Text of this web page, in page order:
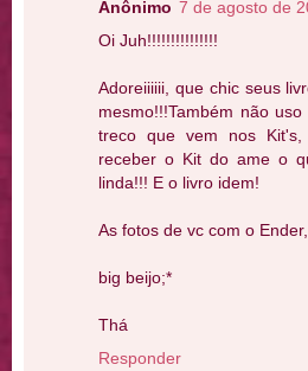
Anônimo 7 de agosto de
Oi Juh!!!!!!!!!!!!!!!
Adoreiiiiii, que chic seus
mesmo!!!Também não
treco que vem nos
receber o Kit do ame o
linda!!! E o livro idem!
As fotos de vc com o
big beijo;*
Thá
Responder